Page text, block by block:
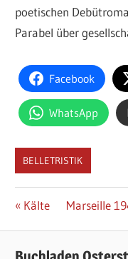
poetischen
Parabel über
Facebook
WhatsApp
BELLETRISTIK
Vorheriger
Kälte
Nächster
Marseille